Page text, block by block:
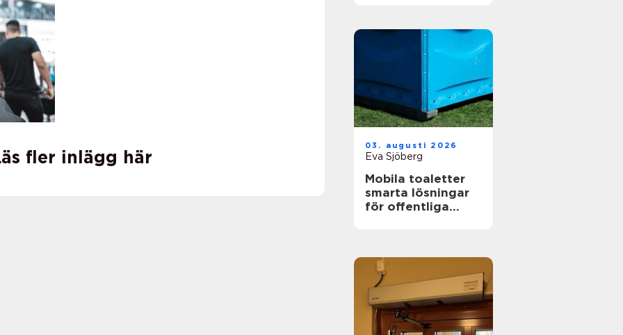
fler inlägg här
03. augusti 2026
Eva Sjöberg
Mobila toaletter
smarta lösningar
för offentliga